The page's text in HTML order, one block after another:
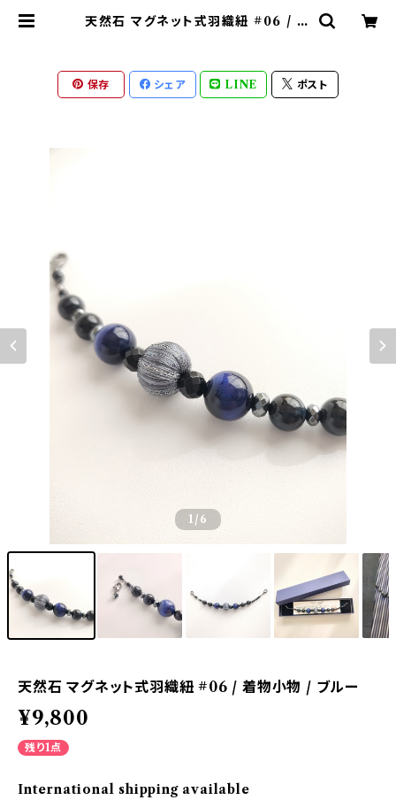
天然石 マグネット式羽織紐 #06 / 着
保存 シェア LINE ポスト
1/6
天然石 マグネット式羽織紐 #06 / 着物小物 / ブルー
¥9,800
残り1点
International shipping available